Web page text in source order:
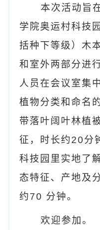
本次活动 旨
学院奥运村科技
括种下等级）木
和室外两部分进
人员在会议室集
植物分类和命名
带落叶阔叶林植
征，时长约20分
科技园里实地了
态特征、产地及
约70 分钟。
欢迎参加。